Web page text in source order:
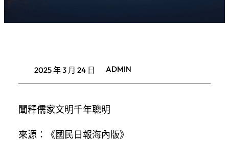
2025 年 3 月 24 日 ADMIN
闡釋儒家文明千年聰明
來源：《國民日報海內版》